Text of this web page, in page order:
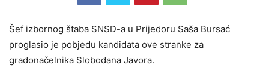
Šef izbornog štaba SNSD-a u Prijedoru Saša Bursać
proglasio je pobjedu kandidata ove stranke za
gradonačelnika Slobodana Javora.